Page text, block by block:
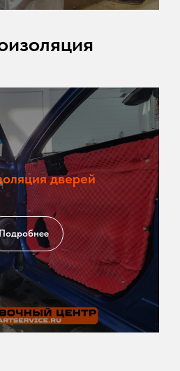
дверей
Подробнее